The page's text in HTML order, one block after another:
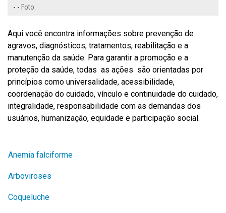
- - Foto:
Aqui você encontra informações sobre prevenção de
agravos, diagnósticos, tratamentos, reabilitação e a
manutenção da saúde. Para garantir a promoção e a
proteção da saúde, todas as ações são orientadas por
princípios como universalidade, acessibilidade,
coordenação do cuidado, vínculo e continuidade do cuidado,
integralidade, responsabilidade com as demandas dos
usuários, humanização, equidade e participação social.
Anemia falciforme
Arboviroses
Coqueluche